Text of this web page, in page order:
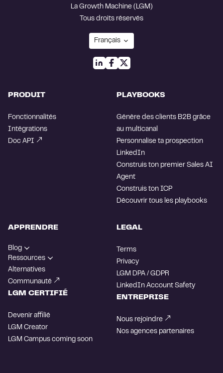
La Growth Machine (LGM)
Tous droits réservés
PRODUIT
Fonctionnalités
Intégrations
Doc API
PLAYBOOKS
Génère des clients B2B grâce
au multicanal
Personnalise ta prospection
LinkedIn
Construis ton premier Sales AI
Agent
Construis ton ICP
Découvrir tous les playbooks
APPRENDRE
Blog
Ressources
Alternatives
Communauté
LGM CERTIFIÉ
Devenir affilié
LGM Creator
LGM Campus coming soon
LEGAL
Terms
Privacy
LGM DPA / GDPR
LinkedIn Account Safety
ENTREPRISE
Nous rejoindre
Nos agences partenaires